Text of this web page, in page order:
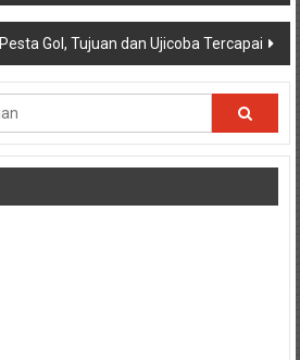
Pesta Gol, Tujuan dan Ujicoba Tercapai